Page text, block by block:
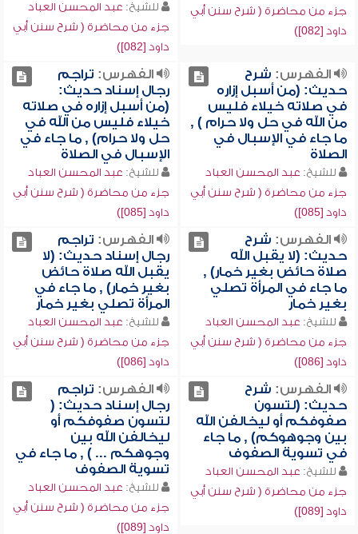
جزء من محاضرة ( شرح سنن أبي
داود [082])
للشيخ: عبد المحسن العباد
جزء من محاضرة ( شرح سنن أبي
داود [082])
الفهرس: شرح
حديث: (من أسبل إزاره
في صلاته خيلاء فليس
من الله في حل ولا حرام ) ,
ما جاء في الإسبال في
الصلاة
للشيخ: عبد المحسن العباد
جزء من محاضرة ( شرح سنن أبي
داود [085])
الفهرس: تراجم
رجال إسناد حديث:
(من أسبل إزاره في صلاته
خيلاء فليس من الله في
حل ولا حرام) , ما جاء في
الإسبال في الصلاة
للشيخ: عبد المحسن العباد
جزء من محاضرة ( شرح سنن أبي
داود [085])
الفهرس: شرح
حديث: (لا يقبل الله
صلاة حائض بغير خمار) ,
ما جاء في المرأة تصلي
بغير خمار
للشيخ: عبد المحسن العباد
جزء من محاضرة ( شرح سنن أبي
داود [086])
الفهرس: تراجم
رجال إسناد حديث: (لا
يقبل الله صلاة حائض
بغير خمار) , ما جاء في
المرأة تصلي بغير خمار
للشيخ: عبد المحسن العباد
جزء من محاضرة ( شرح سنن أبي
داود [086])
الفهرس: شرح
حديث: (لتسون
صفوفكم أو ليخالفن الله
بين وجوهوكم) , ما جاء
في تسوية الصفوف
للشيخ: عبد المحسن العباد
جزء من محاضرة ( شرح سنن أبي
داود [089])
الفهرس: تراجم
رجال إسناد حديث: (
لتسون صفوفكم أو
ليخالفن الله بين
وجوهكم ... ) , ما جاء في
تسوية الصفوف
للشيخ: عبد المحسن العباد
جزء من محاضرة ( شرح سنن أبي
داود [089])